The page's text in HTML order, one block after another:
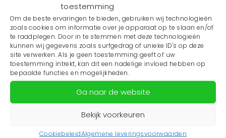
toestemming
Om de beste ervaringen te bieden, gebruiken wij technologieën
zoals cookies om informatie over je apparaat op te slaan en/of
te raadplegen. Door in te stemmen met deze technologieën
kunnen wij gegevens zoals surfgedrag of unieke ID's op deze
site verwerken. Als je geen toestemming geeft of uw
toestemming intrekt, kan dit een nadelige invloed hebben op
bepaalde functies en mogelijkheden.
Ga naar de website
Bekijk voorkeuren
CookiebeleidAlgemene leveringsvoorwaarden
Wil je niets missen?
Wil je op de hoogte blijven van het laatste
zorgnieuws in jouw regio? Schrijf je dan in voor
onze nieuwsbrief.